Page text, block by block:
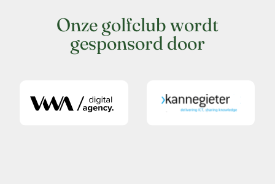
Onze golfclub wordt
gesponsord door